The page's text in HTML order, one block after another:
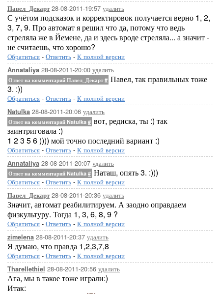
Павел_Декарт28-08-2011-19:57 удалить
С учётом подсказок и корректировок получается верно 1, 2,
3, 7, 9. Про автомат я решил что да, потому что ведь
стреляла же в Йемене, да и здесь вроде стреляла... а значит -
не считаешь, что хорошо?
Обратиться - Ответить - К полной версии
Annataliya 28-08-2011-20:00 удалить
Ответ на комментарий Павел_Декарт# Павел, так правильных тоже
3. :))
Обратиться - Ответить - К полной версии
Natulka 28-08-2011-20:06 удалить
Ответ на комментарий Natulka # вот, редиска, ты :) так
заинтриговала :)
1 2 3 5 6 )))) мой точно последний вариант :)
Обратиться - Ответить - К полной версии
Annataliya 28-08-2011-20:07 удалить
Ответ на комментарий Natulka # Наташ, опять 3. :)))
Обратиться - Ответить - К полной версии
Павел_Декарт28-08-2011-20:36 удалить
Значит, автомат реабилитируем. А заодно оправдаем
физкультуру. Тогда 1, 3, 6, 8, 9 ?
Обратиться - Ответить - К полной версии
zimelena 28-08-2011-20:37 удалить
Я думаю, что правда 1,2,3,7,8
Обратиться - Ответить - К полной версии
Tharellethiel 28-08-2011-20:56 удалить
Ага, мы в такое тоже играли:)
Итак: